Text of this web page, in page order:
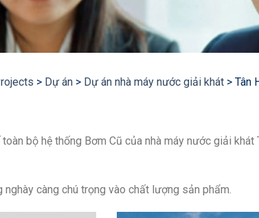
> Dự án > Dự án nhà máy nước giải khát > Tân
bộ hệ thống Bơm Cũ của nhà máy nước giải khát
càng chú trọng vào chất lượng sản phẩm.